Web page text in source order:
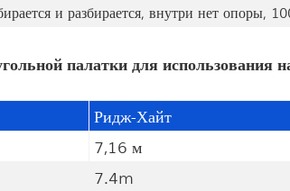
и разбирается, внутри нет опоры,
палатки для использования
Ридж-Хайт
7,16 м
7.4m